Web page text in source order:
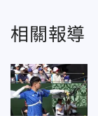
相關報導